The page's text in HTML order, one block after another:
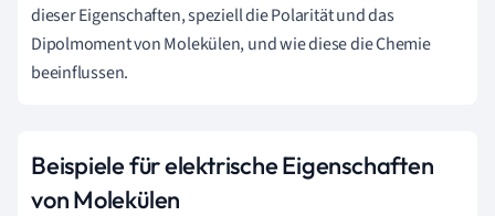
dieser Eigenschaften, speziell die Polarität und das
Dipolmoment von Molekülen, und wie diese die Chemie
beeinflussen.
Beispiele für elektrische Eigenschaften
von Molekülen